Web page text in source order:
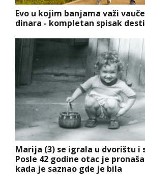
Evo u kojim banjama važi
dinara - kompletan spisak
Marija (3) se igrala u dvorištu i
Posle 42 godine otac je
kada je saznao gde je bila